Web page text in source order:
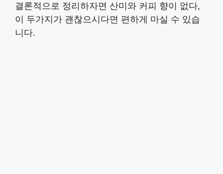
결론적으로 정리하자면 산미와 커피 향이 없다,
이 두가지가 괜찮으시다면 편하게 마실 수 있습
니다.